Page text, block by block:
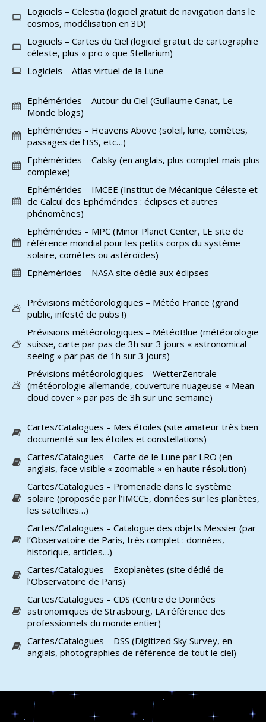
Logiciels – Celestia (logiciel gratuit de navigation dans le
cosmos, modélisation en 3D)
Logiciels – Cartes du Ciel (logiciel gratuit de cartographie
céleste, plus « pro » que Stellarium)
Logiciels – Atlas virtuel de la Lune
Ephémérides – Autour du Ciel (Guillaume Canat, Le
Monde blogs)
Ephémérides – Heavens Above (soleil, lune, comètes,
passages de l’ISS, etc…)
Ephémérides – Calsky (en anglais, plus complet mais plus
complexe)
Ephémérides – IMCEE (Institut de Mécanique Céleste et
de Calcul des Ephémérides : éclipses et autres
phénomènes)
Ephémérides – MPC (Minor Planet Center, LE site de
référence mondial pour les petits corps du système
solaire, comètes ou astéroïdes)
Ephémérides – NASA site dédié aux éclipses
Prévisions météorologiques – Météo France (grand
public, infesté de pubs !)
Prévisions météorologiques – MétéoBlue (météorologie
suisse, carte par pas de 3h sur 3 jours « astronomical
seeing » par pas de 1h sur 3 jours)
Prévisions météorologiques – WetterZentrale
(météorologie allemande, couverture nuageuse « Mean
cloud cover » par pas de 3h sur une semaine)
Cartes/Catalogues – Mes étoiles (site amateur très bien
documenté sur les étoiles et constellations)
Cartes/Catalogues – Carte de le Lune par LRO (en
anglais, face visible « zoomable » en haute résolution)
Cartes/Catalogues – Promenade dans le système
solaire (proposée par l’IMCCE, données sur les planètes,
les satellites…)
Cartes/Catalogues – Catalogue des objets Messier (par
l’Observatoire de Paris, très complet : données,
historique, articles…)
Cartes/Catalogues – Exoplanètes (site dédié de
l’Observatoire de Paris)
Cartes/Catalogues – CDS (Centre de Données
astronomiques de Strasbourg, LA référence des
professionnels du monde entier)
Cartes/Catalogues – DSS (Digitized Sky Survey, en
anglais, photographies de référence de tout le ciel)